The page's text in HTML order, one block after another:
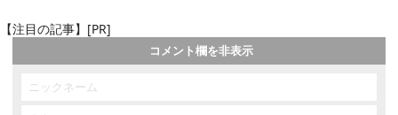
【注目の記事】[PR]
コメント欄を非表示